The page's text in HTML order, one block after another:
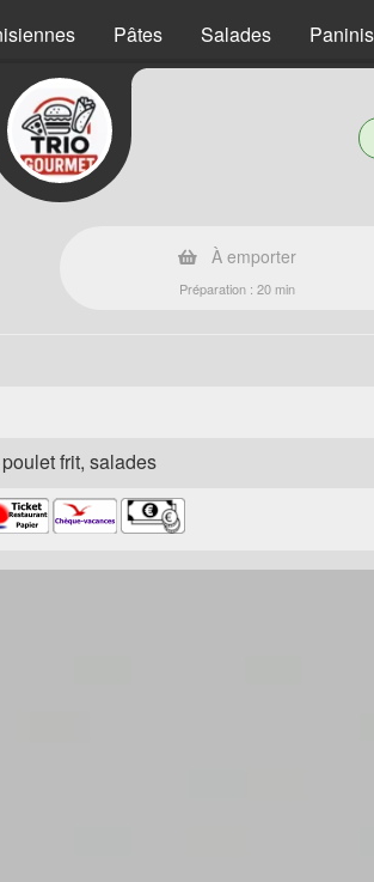
Pâtes Salades Paninis
À emporter
Préparation : 20 min
frit, salades